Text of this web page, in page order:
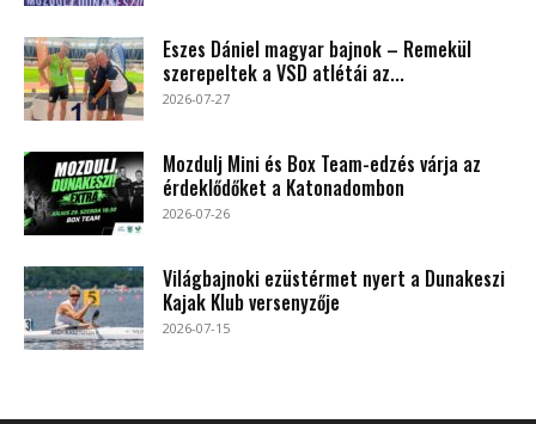
Eszes Dániel magyar bajnok – Remekül
szerepeltek a VSD atlétái az...
2026-07-27
Mozdulj Mini és Box Team-edzés várja az
érdeklődőket a Katonadombon
2026-07-26
Világbajnoki ezüstérmet nyert a Dunakeszi
Kajak Klub versenyzője
2026-07-15